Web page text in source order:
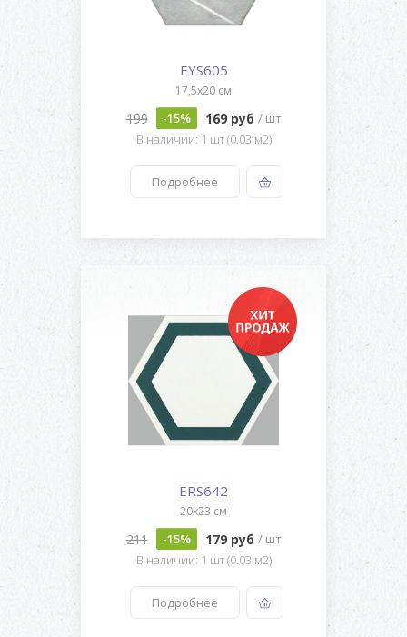
EYS605
17,5x20 см
199 -15% 169 руб / шт
В наличии: 1 шт (0.03 м2)
Подробнее
ERS642
20x23 см
211 -15% 179 руб / шт
В наличии: 1 шт (0.03 м2)
Подробнее